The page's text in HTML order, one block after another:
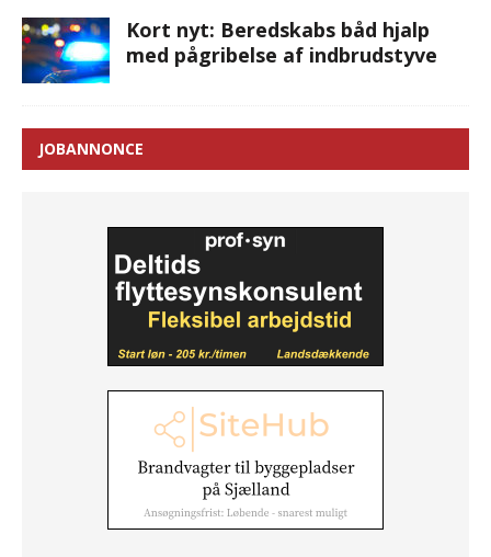
Kort nyt: Beredskabs båd hjalp
med pågribelse af indbrudstyve
JOBANNONCE